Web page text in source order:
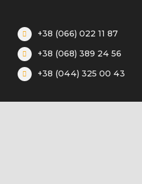
+38 (066) 022 11 87
+38 (068) 389 24 56
+38 (044) 325 00 43